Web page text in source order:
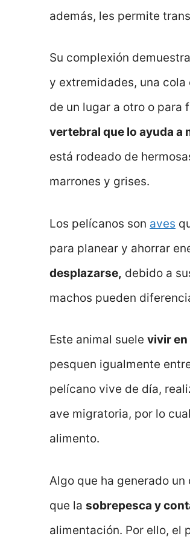
además, les permite
Su complexión
y extremidades, una
de un lugar a otro o para
vertebral que lo ayuda a
está rodeado de
marrones y grises.
Los pelícanos son aves
para planear y ahorrar
desplazarse, debido a
machos pueden
Este animal suele vivir en
pesquen igualmente
pelícano vive de día,
ave migratoria, por lo
alimento.
Algo que ha generado
que la sobrepesca y
alimentación. Por ello, el